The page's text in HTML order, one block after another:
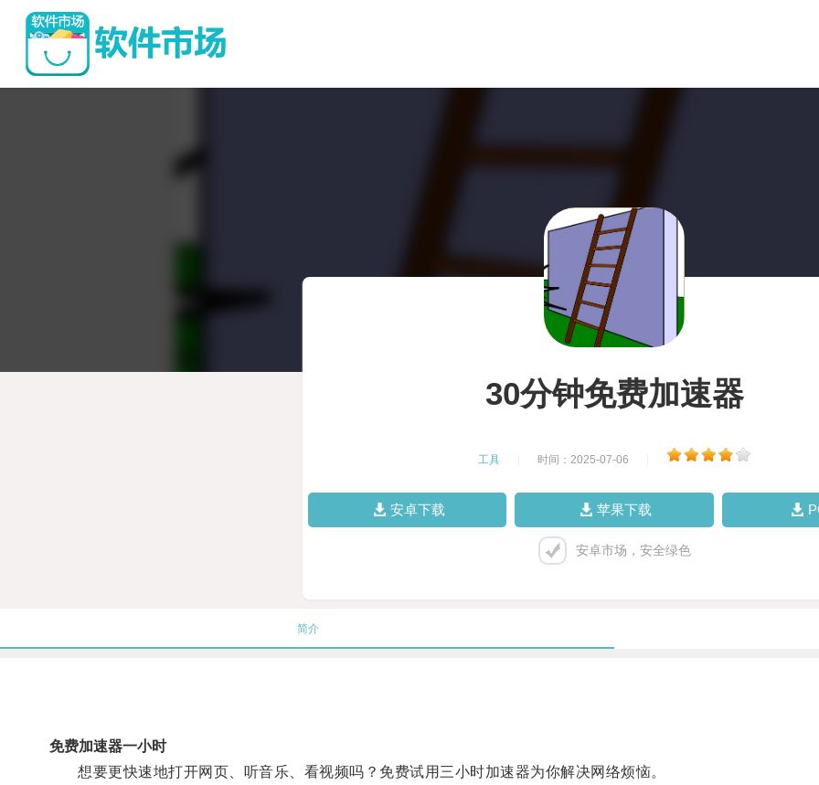
30分钟免费加速器
工具 时间：2025-07-06
安卓下载 苹果下载
安卓市场，安全绿色
简介
免费加速器一小时
想要更快速地打开网页、听音乐、看视频吗？免费试用三小时加速器为你解决网络烦恼。